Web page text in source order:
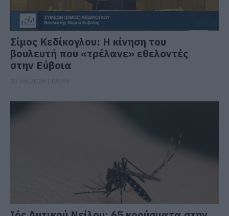
Σίμος Κεδίκογλου: Η κίνηση του
βουλευτή που «τρέλανε» εθελοντές
στην Εύβοια